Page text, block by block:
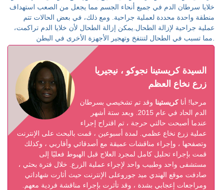
خلايا سرطان الدم في جميع أنحاء الجسم مما يجعل من الصعب استهداف
منطقة واحدة محددة لعملية جراحية. ومع ذلك، في بعض الحالات تتم
عملية جراحية لإزالة الطحال.يمكن إزالة الطحال لأن خلايا الدم تراكمت،
السيدة كريستينا نجوكو ، نيجيريا
زرع نخاع العظم
مرحبا! أناكريستينا وقد تم تشخيصي بسرطان
الدم الحاد في عام 2015. وبعد ستة أشهر
عندما أصبحت حالتي حرجة ، تم اقتراح إجراء
عملية زرع نخاع عظمي. لمدة أسبوعين ، قمت بالبحث على الإنترنت
وتصفحها ، وإجراء مناقشات عميقة مع أصدقائي وأقاربي ، وكذلك
قمت بإجراء تحليل كامل لمجرد العلاج قبل الهبوط فعليًا إلى
مستشفى واحد وطبيب واحد لإجراء عملية الزرع. خلال فترة بحثي ،
صادفت موقع الهندي ميد جوروعلى الإنترنت حيث أثارت شهاداتي
ومراجعات إعجابي بشدة ، وقد تأثرت بإجراء مناقشة فردية معهم.